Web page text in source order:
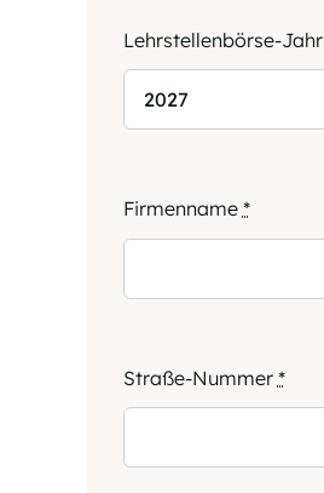
Lehrstellenbörse-Jahr
Firmenname *
Straße-Nummer *